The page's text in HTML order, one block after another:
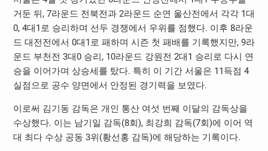
거둔 뒤, 7라운드 전북전과 2라운드 순연 울산전에서 각각 1대
0, 4대1로 승리하며 선두 경쟁에서 우위를 점했다. 이후 8라운
드 대전전에서 0대1로 패하며 시즌 첫 패배를 기록했지만, 9라
운드 부천전 3대0 승리, 10라운드 강원전 2대1 승리로 다시 연
승을 이어가며 상승세를 탔다. 특히 이 기간 서울은 11득점 4
실점으로 공수 양면에서 안정된 경기력을 보였다.
이로써 김기동 감독은 개인 통산 여섯 번째 이달의 감독상을
수상했다. 이는 남기일 감독(8회), 최강희 감독(7회)에 이어 역
대 최다 수상 공동 3위(황선홍 감독)에 해당하는 기록이다.